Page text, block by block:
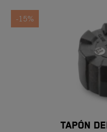
-15%
TAPÓN